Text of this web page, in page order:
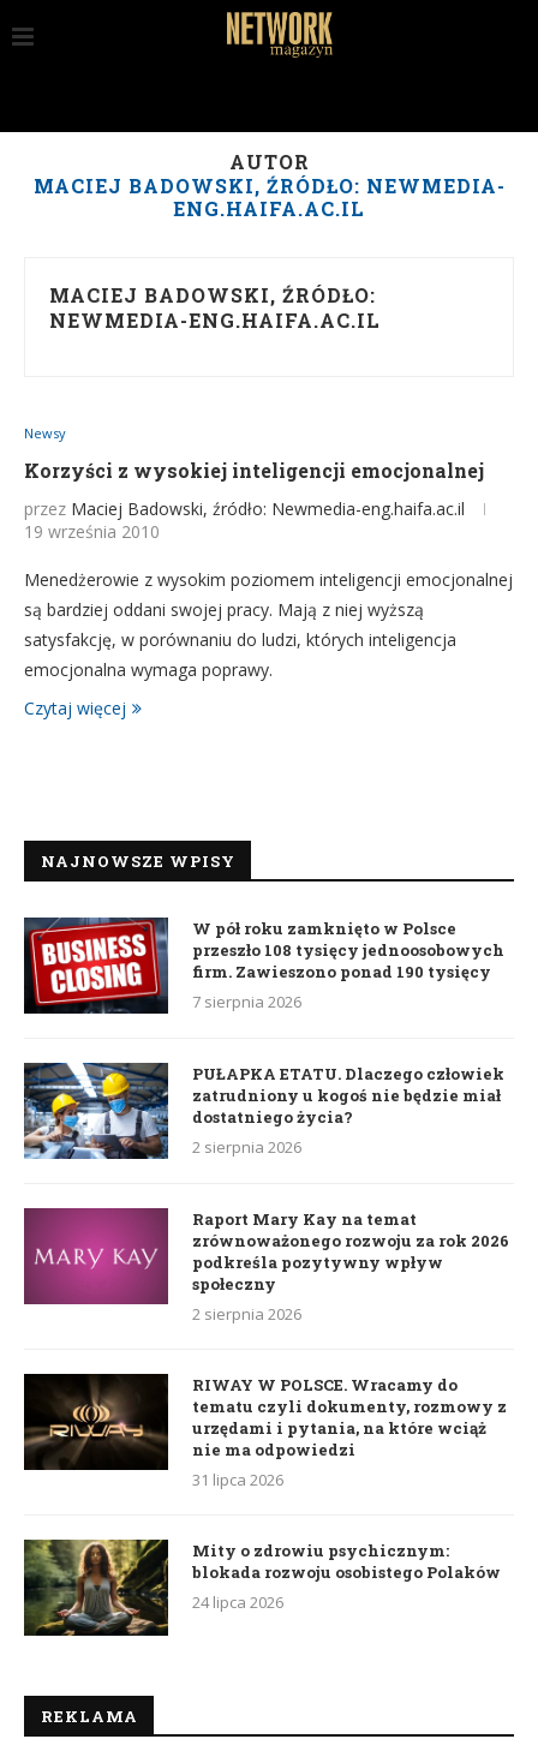
AUTOR
MACIEJ BADOWSKI, ŹRÓDŁO: NEWMEDIA-
ENG.HAIFA.AC.IL
MACIEJ BADOWSKI, ŹRÓDŁO:
NEWMEDIA-ENG.HAIFA.AC.IL
Newsy
Korzyści z wysokiej inteligencji emocjonalnej
przez Maciej Badowski, źródło: Newmedia-eng.haifa.ac.il
19 września 2010
Menedżerowie z wysokim poziomem inteligencji emocjonalnej
są bardziej oddani swojej pracy. Mają z niej wyższą
satysfakcję, w porównaniu do ludzi, których inteligencja
emocjonalna wymaga poprawy.
Czytaj więcej
NAJNOWSZE WPISY
W pół roku zamknięto w Polsce
przeszło 108 tysięcy jednoosobowych
firm. Zawieszono ponad 190 tysięcy
7 sierpnia 2026
PUŁAPKA ETATU. Dlaczego człowiek
zatrudniony u kogoś nie będzie miał
dostatniego życia?
2 sierpnia 2026
Raport Mary Kay na temat
zrównoważonego rozwoju za rok 2026
podkreśla pozytywny wpływ
społeczny
2 sierpnia 2026
RIWAY W POLSCE. Wracamy do
tematu czyli dokumenty, rozmowy z
urzędami i pytania, na które wciąż
nie ma odpowiedzi
31 lipca 2026
Mity o zdrowiu psychicznym:
blokada rozwoju osobistego Polaków
24 lipca 2026
REKLAMA